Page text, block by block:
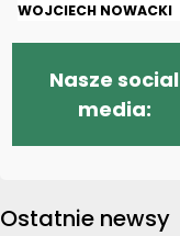
WOJCIECH NOWACKI
Nasze social
media:
Ostatnie newsy